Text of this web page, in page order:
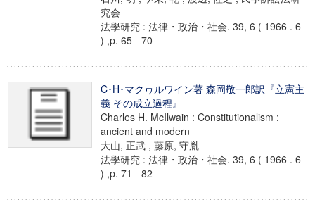
究会
法學研究 : 法律・政治・社会. 39, 6 ( 1966 . 6
) ,p. 65 - 70
C･H･マクヮルワイン著 森岡敬一郎訳『立憲主
義 その成立過程』
Charles H. McIlwain : Constitutionalism :
ancient and modern
大山, 正武 , 藤原, 守胤
法學研究 : 法律・政治・社会. 39, 6 ( 1966 . 6
) ,p. 71 - 82